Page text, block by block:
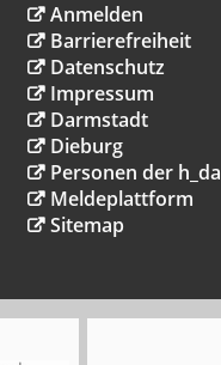
Anmelden
Barrierefreiheit
Datenschutz
Impressum
Darmstadt
Dieburg
Personen der h_da
Meldeplattform
Sitemap